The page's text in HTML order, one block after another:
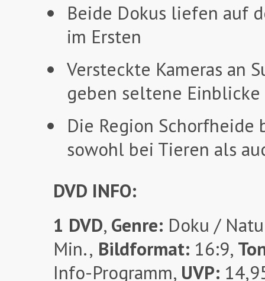
Beide Dokus liefen auf
im Ersten
Versteckte Kameras an
geben seltene
Die Region
sowohl bei Tieren als
DVD INFO:
1 DVD, Genre: Doku /
Min., Bildformat: 16:9,
Info-Programm, UVP: